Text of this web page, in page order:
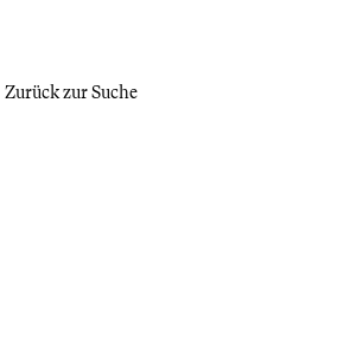
Zurück zur Suche